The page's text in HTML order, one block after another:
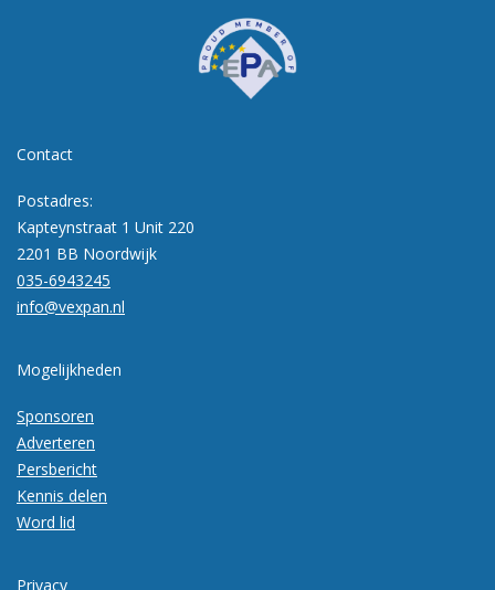
Contact
Postadres:
Kapteynstraat 1 Unit 220
2201 BB Noordwijk
035-6943245
info@vexpan.nl
Mogelijkheden
Sponsoren
Adverteren
Persbericht
Kennis delen
Word lid
Privacy